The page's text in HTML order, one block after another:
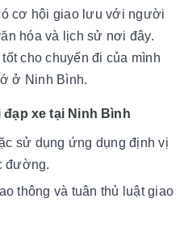
cơ hội giao lưu với người
hóa và lịch sử nơi đây.
cho chuyến đi của mình
ở Ninh Bình.
xe tại Ninh Bình
sử dụng ứng dụng định vị
đường.
thông và tuân thủ luật giao